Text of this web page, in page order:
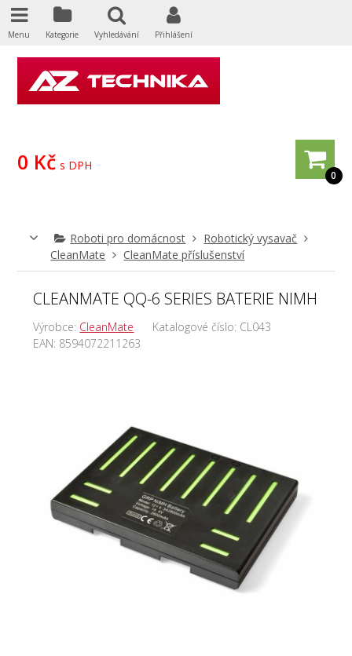
0
0 Kč s DPH
Roboti pro domácnost
Robotický vysavač
CleanMate
CleanMate příslušenství
CLEANMATE QQ-6 SERIES BATERIE NIMH
Výrobce: CleanMate Katalogové číslo: CL043
EAN: 8594072211263
Menu Kategorie Vyhledávání Přihlášení